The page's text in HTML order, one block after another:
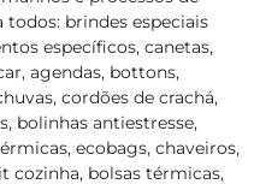
todos: brindes especiais
específicos, canetas,
agendas, bottons,
cordões de crachá,
bolinhas antiestresse,
ecobags, chaveiros,
cozinha, bolsas térmicas,